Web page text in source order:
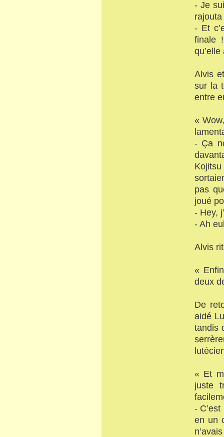
- Je
- Et
finale
Alvis
sur la
entre
«
- Ça
pas
joué
- Hey,
- Ah
Alvis
«
deux
De
aidé
tandis
« Et
juste
-
en un